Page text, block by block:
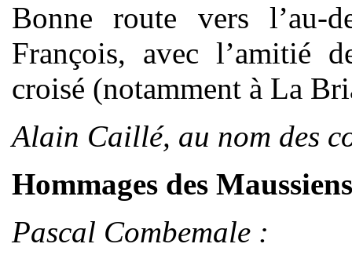
Bonne route vers
François, avec l’amitié
croisé (notamment à La
Alain Caillé, au nom des
Hommages des
Pascal Combemale :